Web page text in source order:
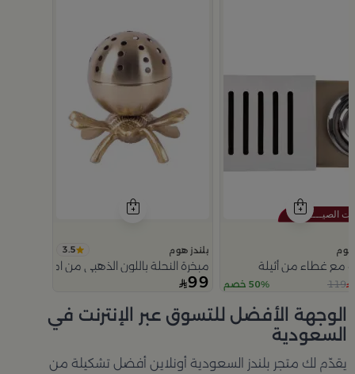
هوم
مع غطاء من أثيلة
119 50% خصم
بلندز هوم 3.5
مبخرة النحلة باللون الذهبي من امارا
99
الوجهة الأفضل للتسوق عبر الإنترنت في
السعودية
يقدّم لك متجر بلندز السعودية أونلاين أفضل تشكيلة من